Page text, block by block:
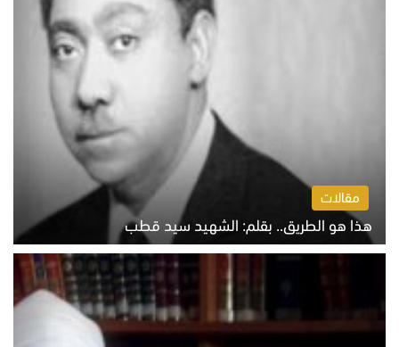
مقالات
هذا هو الطريق.. بقلم: الشهيد سيد قطب
الخميس 6 أغسطس 2026 10:52 ص